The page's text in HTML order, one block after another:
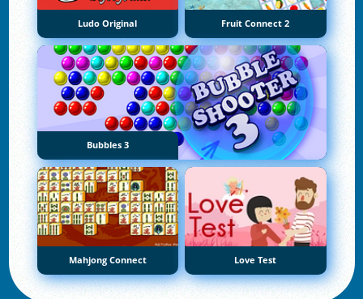
Ludo Original Fruit Connect 2
Bubbles 3
Mahjong Connect Love Test